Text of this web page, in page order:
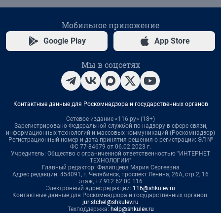
Мобильное приложение
Google Play App Store
Мы в соцсетях
Контактные данные для Роскомнадзора и государственных органов
Сетевое издание «116.ру» (18+)
Зарегистрировано Федеральной службой по надзору в сфере связи,
информационных технологий и массовых коммуникаций (Роскомнадзор)
Регистрационный номер и дата принятия решения о регистрации: ЭЛ №
ФС 77-84679 от 06.02.2023 г.
Учредитель: Общество с ограниченной ответственностью "ИНТЕРНЕТ
ТЕХНОЛОГИИ"
Главный редактор: Филипцева Мария Сергеевна
Адрес редакции: 454091, г. Челябинск, проспект Ленина, 26А, стр.2, 16
этаж, +7 912 62 00 116
Электронный адрес редакции: 116@shkulev.ru
Контактные данные для Роскомнадзора и государственных органов:
juristchel@shkulev.ru
Техподдержка: help@shkulev.ru